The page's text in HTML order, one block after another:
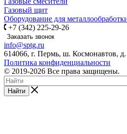
Газовый щит
Оборудование для
+7 (342) 225-29-26
Заказать звонок
info@sptg.ru
614066, г. Пермь, ш. Космонавтов,
Политика конфиденциальности
© 2019-2026 Все права защищены.
Найти